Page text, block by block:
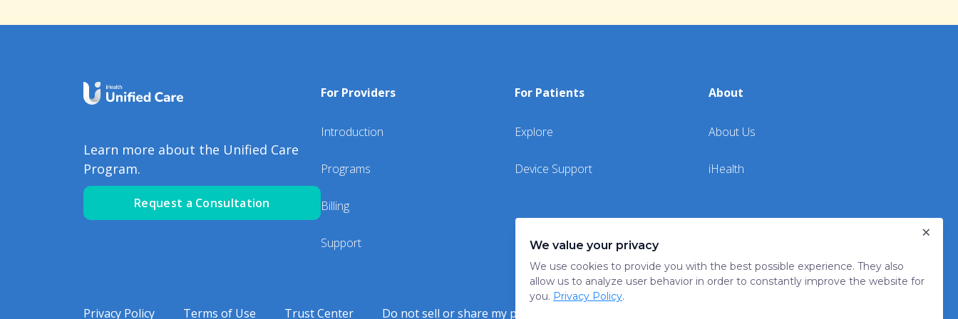
Learn more about the Unified Care
Program.
Request a Consultation
For Providers
Introduction
Programs
Billing
Support
For Patients
Explore
Device Support
About
About Us
iHealth
Privacy Policy Terms of Use Trust Center Do not sell or share my personal information
We value your privacy
We use cookies to provide you with the best possible experience. They also
allow us to analyze user behavior in order to constantly improve the website for
you. Privacy Policy.
×